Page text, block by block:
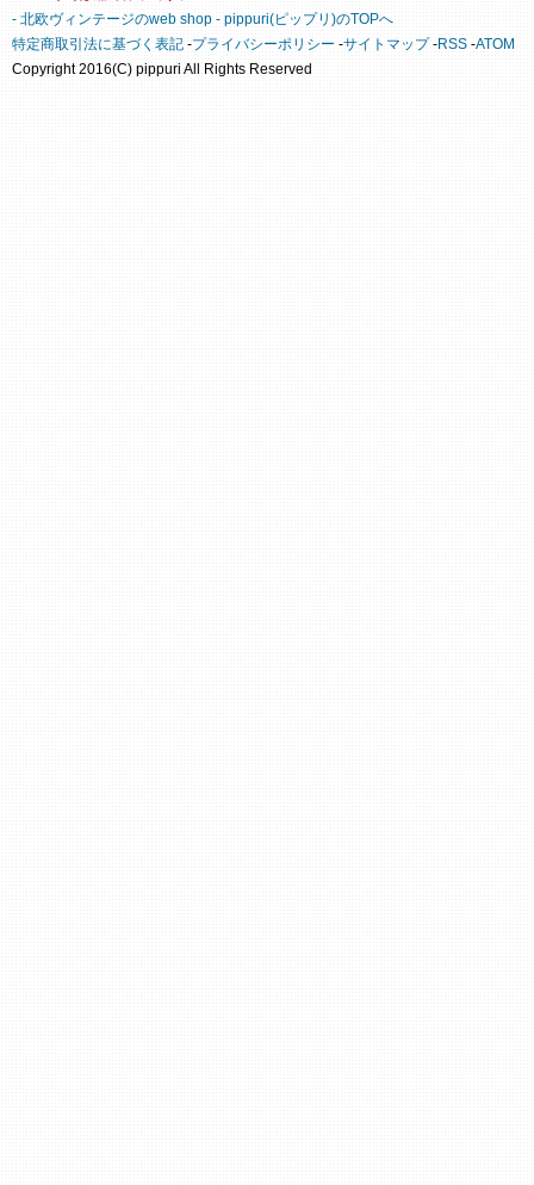
- 北欧ヴィンテージのweb shop - pippuri(ピップリ)のTOPへ
特定商取引法に基づく表記 -プライバシーポリシー -サイトマップ-RSS -ATOM
Copyright 2016(C) pippuri All Rights Reserved